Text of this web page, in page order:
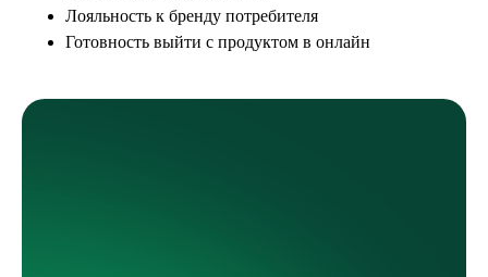
Лояльность к бренду потребителя
Готовность выйти с продуктом в онлайн